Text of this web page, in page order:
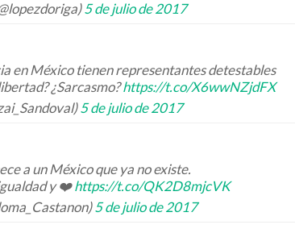
5 de julio de 2017
en México tienen representantes detestables
¿Sarcasmo?https://t.co/X6wwNZjdFX
5 de julio de 2017
a un México que ya no existe.
y ❤️https://t.co/QK2D8mjcVK
5 de julio de 2017